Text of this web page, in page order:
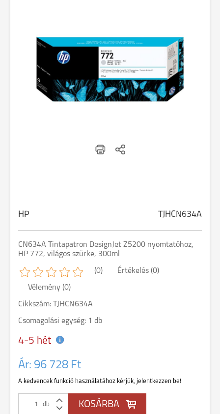
HP TJHCN634A
CN634A Tintapatron DesignJet Z5200 nyomtatóhoz,
HP 772, világos szürke, 300ml
(0) Értékelés (0)
Vélemény (0)
Cikkszám: TJHCN634A
Csomagolási egység: 1 db
4-5 hét
Ár: 96 728 Ft
A kedvencek funkció használatához kérjük, jelentkezzen be!
db